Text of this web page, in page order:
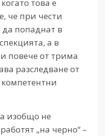
това е
че при чести
попаднат в
а в
повече от трима
разследване от
изобщо не
„на черно“ –